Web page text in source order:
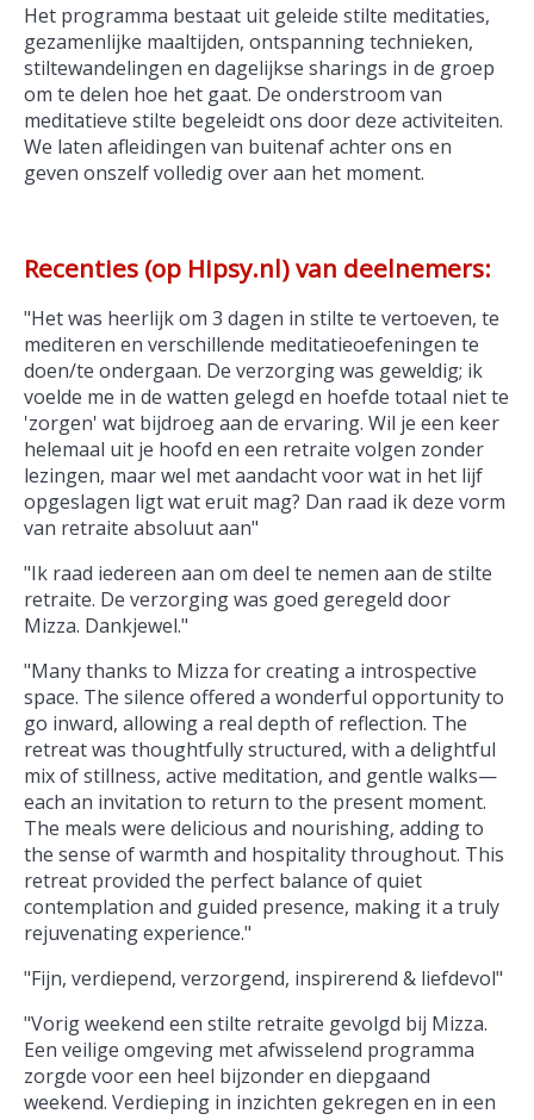
Het programma bestaat uit geleide stilte meditaties,
gezamenlijke maaltijden, ontspanning technieken,
stiltewandelingen en dagelijkse sharings in de groep
om te delen hoe het gaat. De onderstroom van
meditatieve stilte begeleidt ons door deze activiteiten.
We laten afleidingen van buitenaf achter ons en
geven onszelf volledig over aan het moment.
Recenties (op Hipsy.nl) van deelnemers:
"Het was heerlijk om 3 dagen in stilte te vertoeven, te
mediteren en verschillende meditatieoefeningen te
doen/te ondergaan. De verzorging was geweldig; ik
voelde me in de watten gelegd en hoefde totaal niet te
'zorgen' wat bijdroeg aan de ervaring. Wil je een keer
helemaal uit je hoofd en een retraite volgen zonder
lezingen, maar wel met aandacht voor wat in het lijf
opgeslagen ligt wat eruit mag? Dan raad ik deze vorm
van retraite absoluut aan"
"Ik raad iedereen aan om deel te nemen aan de stilte
retraite. De verzorging was goed geregeld door
Mizza. Dankjewel."
"Many thanks to Mizza for creating a introspective
space. The silence offered a wonderful opportunity to
go inward, allowing a real depth of reflection. The
retreat was thoughtfully structured, with a delightful
mix of stillness, active meditation, and gentle walks—
each an invitation to return to the present moment.
The meals were delicious and nourishing, adding to
the sense of warmth and hospitality throughout. This
retreat provided the perfect balance of quiet
contemplation and guided presence, making it a truly
rejuvenating experience."
"Fijn, verdiepend, verzorgend, inspirerend & liefdevol"
"Vorig weekend een stilte retraite gevolgd bij Mizza.
Een veilige omgeving met afwisselend programma
zorgde voor een heel bijzonder en diepgaand
weekend. Verdieping in inzichten gekregen en in een